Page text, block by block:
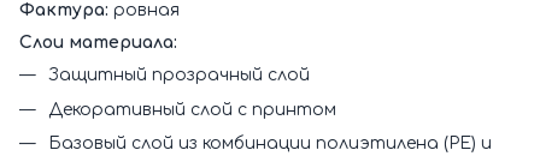
Фактура: ровная
Слои материала:
Защитный прозрачный слой
Декоративный слой с принтом
Базовый слой из комбинации полиэтилена (PE) и